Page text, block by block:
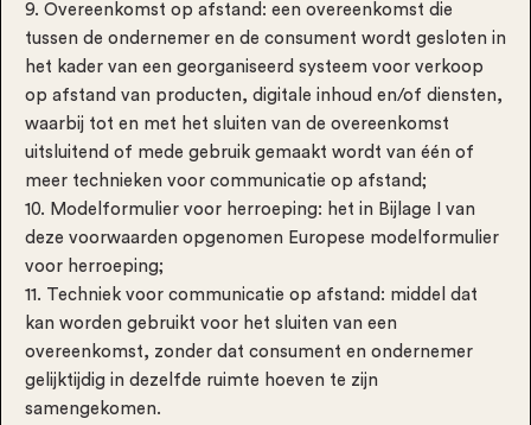
9. Overeenkomst op afstand: een overeenkomst die
tussen de ondernemer en de consument wordt gesloten in
het kader van een georganiseerd systeem voor verkoop
op afstand van producten, digitale inhoud en/of diensten,
waarbij tot en met het sluiten van de overeenkomst
uitsluitend of mede gebruik gemaakt wordt van één of
meer technieken voor communicatie op afstand;
10. Modelformulier voor herroeping: het in Bijlage I van
deze voorwaarden opgenomen Europese modelformulier
voor herroeping;
11. Techniek voor communicatie op afstand: middel dat
kan worden gebruikt voor het sluiten van een
overeenkomst, zonder dat consument en ondernemer
gelijktijdig in dezelfde ruimte hoeven te zijn
samengekomen.